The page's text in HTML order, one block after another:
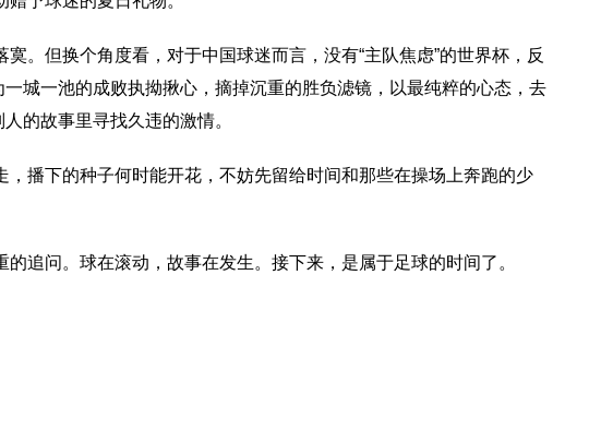
。但换个角度看，对于中国球迷而言，没有“主队焦虑”的世界杯，反
城一池的成败执拗揪心，摘掉沉重的胜负滤镜，以最纯粹的心态，去
的故事里寻找久违的激情。
，播下的种子何时能开花，不妨先留给时间和那些在操场上奔跑的少
追问。球在滚动，故事在发生。接下来，是属于足球的时间了。